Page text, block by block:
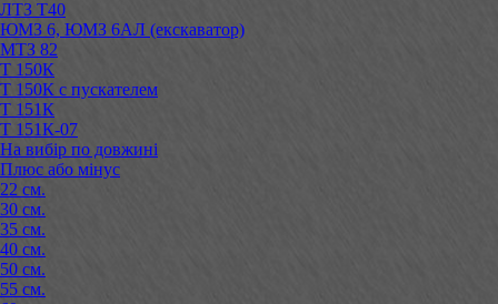
ЛТЗ Т40
ЮМЗ 6, ЮМЗ 6АЛ (екскаватор)
МТЗ 82
Т 150К
Т 150К с пускателем
Т 151К
Т 151К-07
На вибір по довжині
Плюс або мінус
22 см.
30 см.
35 см.
40 см.
50 см.
55 см.